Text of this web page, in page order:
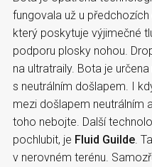
fungovala už u
který poskytuje výjimečné
podporu plosky nohou.
na ultratraily. Bota je
s neutrálním došlapem. I
mezi došlapem neutrálním
toho nebojte. Další
pochlubit, je Fluid Guilde .
v nerovném terénu.